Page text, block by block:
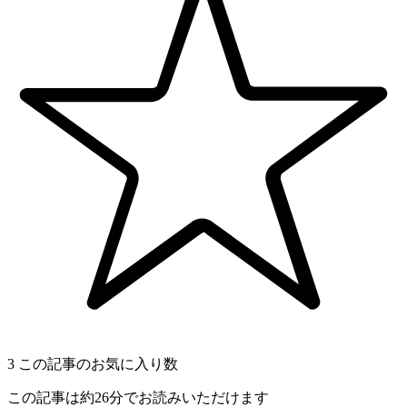
3 この記事のお気に入り数
この記事は約26分でお読みいただけます